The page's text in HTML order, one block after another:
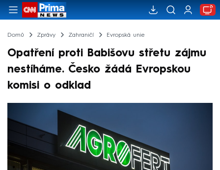
Domů Zprávy Zahraničí Evropská unie
Opatření proti Babišovu střetu zájmu
nestíháme. Česko žádá Evropskou
komisi o odklad